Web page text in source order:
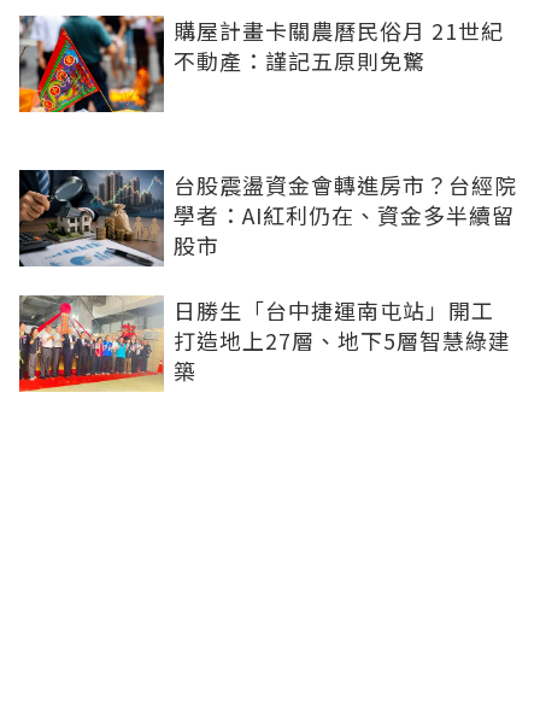
購屋計畫卡關農曆民俗月 21世紀
不動產：謹記五原則免驚
台股震盪資金會轉進房市？台經院
學者：AI紅利仍在、資金多半續留
股市
日勝生「台中捷運南屯站」開工
打造地上27層、地下5層智慧綠建
築